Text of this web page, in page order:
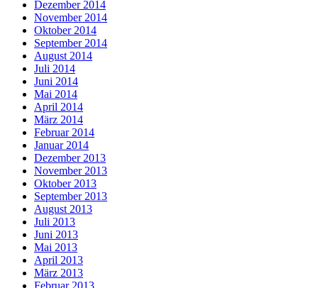
Dezember 2014
November 2014
Oktober 2014
September 2014
August 2014
Juli 2014
Juni 2014
Mai 2014
April 2014
März 2014
Februar 2014
Januar 2014
Dezember 2013
November 2013
Oktober 2013
September 2013
August 2013
Juli 2013
Juni 2013
Mai 2013
April 2013
März 2013
Februar 2013